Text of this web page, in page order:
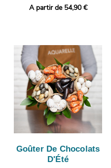
A partir de 54,90 €
Goûter De Chocolats
D'Été